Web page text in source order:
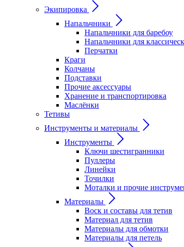
Экипировка
Напальчники
Напальчники для баребоу
Напальчники для
Перчатки
Краги
Колчаны
Подставки
Прочие аксессуары
Хранение и транспортировка
Маслёнки
Тетивы
Инструменты и материалы
Инструменты
Ключи шестигранники
Пуллеры
Линейки
Точилки
Моталки и прочие
Материалы
Воск и составы для тетив
Материал для тетив
Материалы для обмотки
Материалы для петель